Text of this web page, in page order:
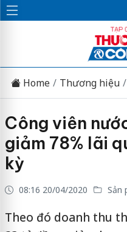
Home Thương hiệu
Công viên
giảm 78% lãi
kỳ
08:16 20/04/2020 Sản
Theo đó doanh thu